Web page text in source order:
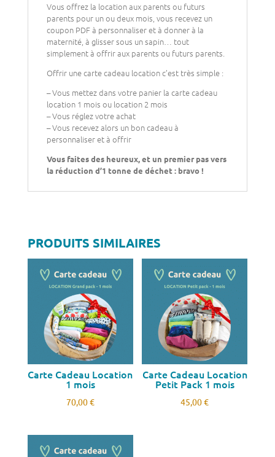
Vous offrez la location aux parents ou futurs
parents pour un ou deux mois, vous recevez un
coupon PDF à personnaliser et à donner à la
maternité, à glisser sous un sapin… tout
simplement à offrir aux parents ou futurs parents.
Offrir une carte cadeau location c’est très simple :
– Vous mettez dans votre panier la carte cadeau
location 1 mois ou location 2 mois
– Vous réglez votre achat
– Vous recevez alors un bon cadeau à
personnaliser et à offrir
Vous faites des heureux, et un premier pas vers
la réduction d’1 tonne de déchet : bravo !
PRODUITS SIMILAIRES
Carte Cadeau Location
1 mois
70,00€
Carte Cadeau Location
Petit Pack 1 mois
45,00€